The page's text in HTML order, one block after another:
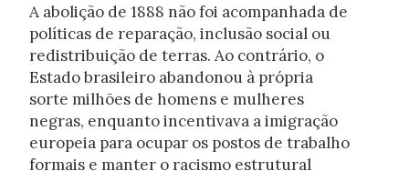
A abolição de 1888 não foi acompanhada de
políticas de reparação, inclusão social ou
redistribuição de terras. Ao contrário, o
Estado brasileiro abandonou à própria
sorte milhões de homens e mulheres
negras, enquanto incentivava a imigração
europeia para ocupar os postos de trabalho
formais e manter o racismo estrutural